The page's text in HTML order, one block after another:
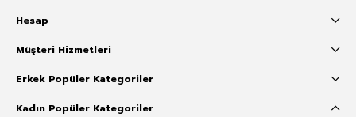
Hesap
Müşteri Hizmetleri
Erkek Popüler Kategoriler
Kadın Popüler Kategoriler